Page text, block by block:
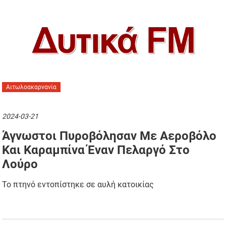
Αιτωλοακαρνανία
2024-03-21
Άγνωστοι Πυροβόλησαν Με Αεροβόλο
Και Καραμπίνα Έναν Πελαργό Στο
Λούρο
Το πτηνό εντοπίστηκε σε αυλή κατοικίας